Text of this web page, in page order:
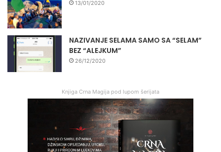
13/01/2020
NAZIVANJE SELAMA SAMO SA “SELAM”
BEZ “ALEJKUM”
26/12/2020
Knjiga Crna Magija pod lupom šerijata